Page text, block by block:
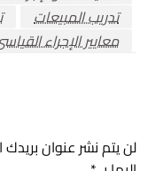
تدريب المبيعات
معايير الإجراء
لن يتم نشر عنوان بريدك